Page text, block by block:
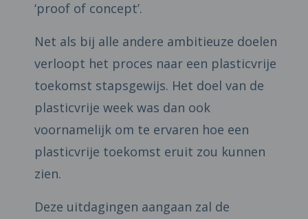
‘proof of concept’.
Net als bij alle andere ambitieuze doelen
verloopt het proces naar een plasticvrije
toekomst stapsgewijs. Het doel van de
plasticvrije week was dan ook
voornamelijk om te ervaren hoe een
plasticvrije toekomst eruit zou kunnen
zien.
Deze uitdagingen aangaan zal de